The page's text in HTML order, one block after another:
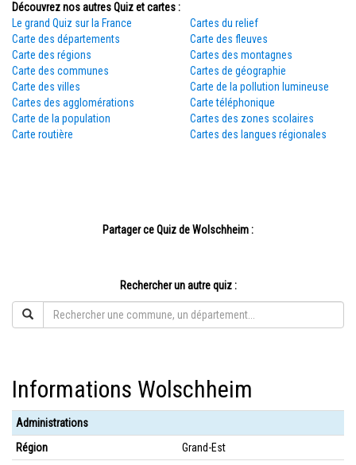
Découvrez nos autres Quiz et cartes :
Le grand Quiz sur la France
Carte des départements
Carte des régions
Carte des communes
Carte des villes
Cartes des agglomérations
Carte de la population
Carte routière
Cartes du relief
Carte des fleuves
Cartes des montagnes
Cartes de géographie
Carte de la pollution lumineuse
Carte téléphonique
Cartes des zones scolaires
Cartes des langues régionales
Partager ce Quiz de Wolschheim :
Rechercher un autre quiz :
Informations Wolschheim
Administrations
Région
Grand-Est